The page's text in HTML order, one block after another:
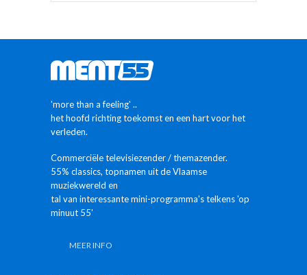
'more than a feeling' ..
het hoofd richting toekomst en een hart voor het
verleden.
Commerciële televisiezender / themazender.
55% classics, topnamen uit de Vlaamse
muziekwereld en
tal van interessante mini-programma's telkens 'op
minuut 55'
MEER INFO